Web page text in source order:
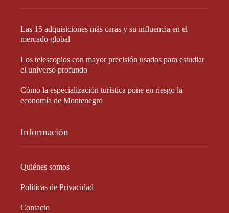
Las 15 adquisiciones más caras y su influencia en el
mercado global
Los telescopios con mayor precisión usados para estudiar
el universo profundo
Cómo la especialización turística pone en riesgo la
economía de Montenegro
Información
Quiénes somos
Políticas de Privacidad
Contacto